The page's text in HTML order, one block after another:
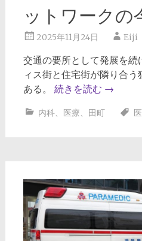
ットワークの
2025年11月24日 Eiji
交通の要所として発展を続
ィス街と住宅街が隣り合
ある。 続きを読む →
内科、 医療、 田町